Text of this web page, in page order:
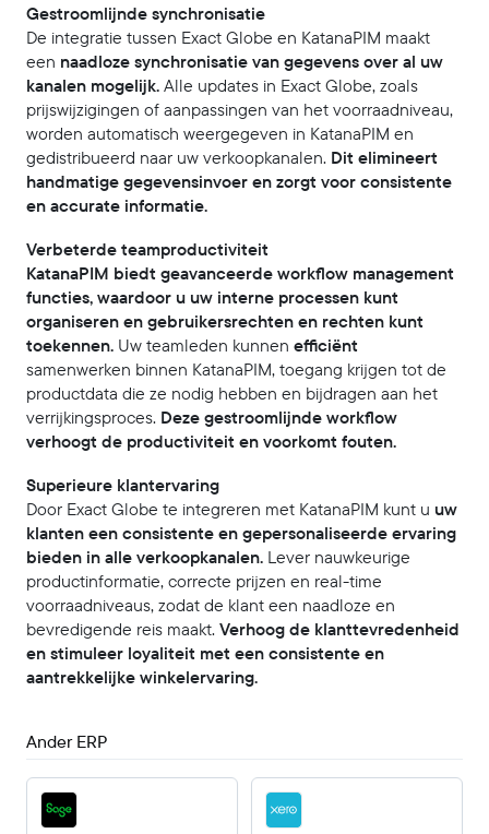
Gestroomlijnde synchronisatie
De integratie tussen Exact Globe en KatanaPIM maakt
een naadloze synchronisatie van gegevens over al uw
kanalen mogelijk.Alle updates in Exact Globe, zoals
prijswijzigingen of aanpassingen van het voorraadniveau,
worden automatisch weergegeven in KatanaPIM en
gedistribueerd naar uw verkoopkanalen. Dit elimineert
handmatige gegevensinvoer en zorgt voor consistente
en accurate informatie.
Verbeterde teamproductiviteit
KatanaPIM biedt geavanceerde workflow management
functies, waardoor u uw interne processen kunt
organiseren en gebruikersrechten en rechten kunt
toekennen. Uw teamleden kunnen efficiënt
samenwerken binnen KatanaPIM, toegang krijgen tot de
productdata die ze nodig hebben en bijdragen aan het
verrijkingsproces. Deze gestroomlijnde workflow
verhoogt de productiviteit en voorkomt fouten.
Superieure klantervaring
Door Exact Globe te integreren met KatanaPIM kunt u uw
klanten een consistente en gepersonaliseerde ervaring
bieden in alle verkoopkanalen. Lever nauwkeurige
productinformatie, correcte prijzen en real-time
voorraadniveaus, zodat de klant een naadloze en
bevredigende reis maakt.Verhoog de klanttevredenheid
en stimuleer loyaliteit met een consistente en
aantrekkelijke winkelervaring.
Ander ERP